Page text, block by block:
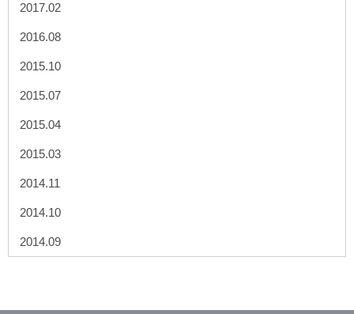
2017.02
2016.08
2015.10
2015.07
2015.04
2015.03
2014.11
2014.10
2014.09